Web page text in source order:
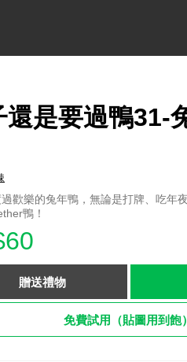
還是要過鴨31-
歡樂的兔年鴨，無論是打牌、吃年
鴨！
贈送禮物
免費試用（貼圖用到飽）